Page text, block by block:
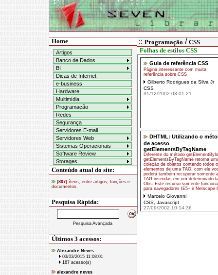
Home
Artigos
Banco de Dados
BI
Dicas de Internet
e-business
Hardware
Multimídia
Programação
Redes
Segurança
Servidores E-mail
Servidores Web
Sistemas Operacionais
Software Review
Storages
Conteúdo atual do site:
[807] ítens, entre artigos, funções e
documentos.
Pesquisa Rápida:
Pesquisa Avançada
Últimos 3 acessos:
Alexandre Neves
03/03/2015 11:08:01
167 acesso(s)
alexandre neves
:: Programação / CSS
Folhas de estilos CSS
Guia de referência CSS
Página interessante com muita
referência sobre CSS
Gilberto Rodrigues da Silva Jr
CSS
31/12/2002 03:01:21
DHTML: Utilizando o
de acesso
getElementsByTagName
Diferente do método
getElementsByTagName retorna
coleção de objetos contendo todos
elementos de uma TAG, com ele
poderá também recuperar somente
TAG inseridas em um determinado
Obs. Este recurso somente funciona
para navegadores IE5+ e Netscape
Marcelo Giovanni
CSS, Javascript
27/09/2002 10:14:36